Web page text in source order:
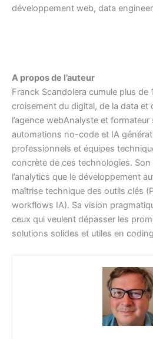
développement web, data
A propos de l’auteur
Franck Scandolera cumule plus de
croisement du digital, de la data et
l’agence webAnalyste et formateur
automations no-code et IA
professionnels et équipes
concrète de ces technologies.
l’analytics que le développement
maîtrise technique des outils clés
workflows IA). Sa vision
ceux qui veulent dépasser les
solutions solides et utiles en